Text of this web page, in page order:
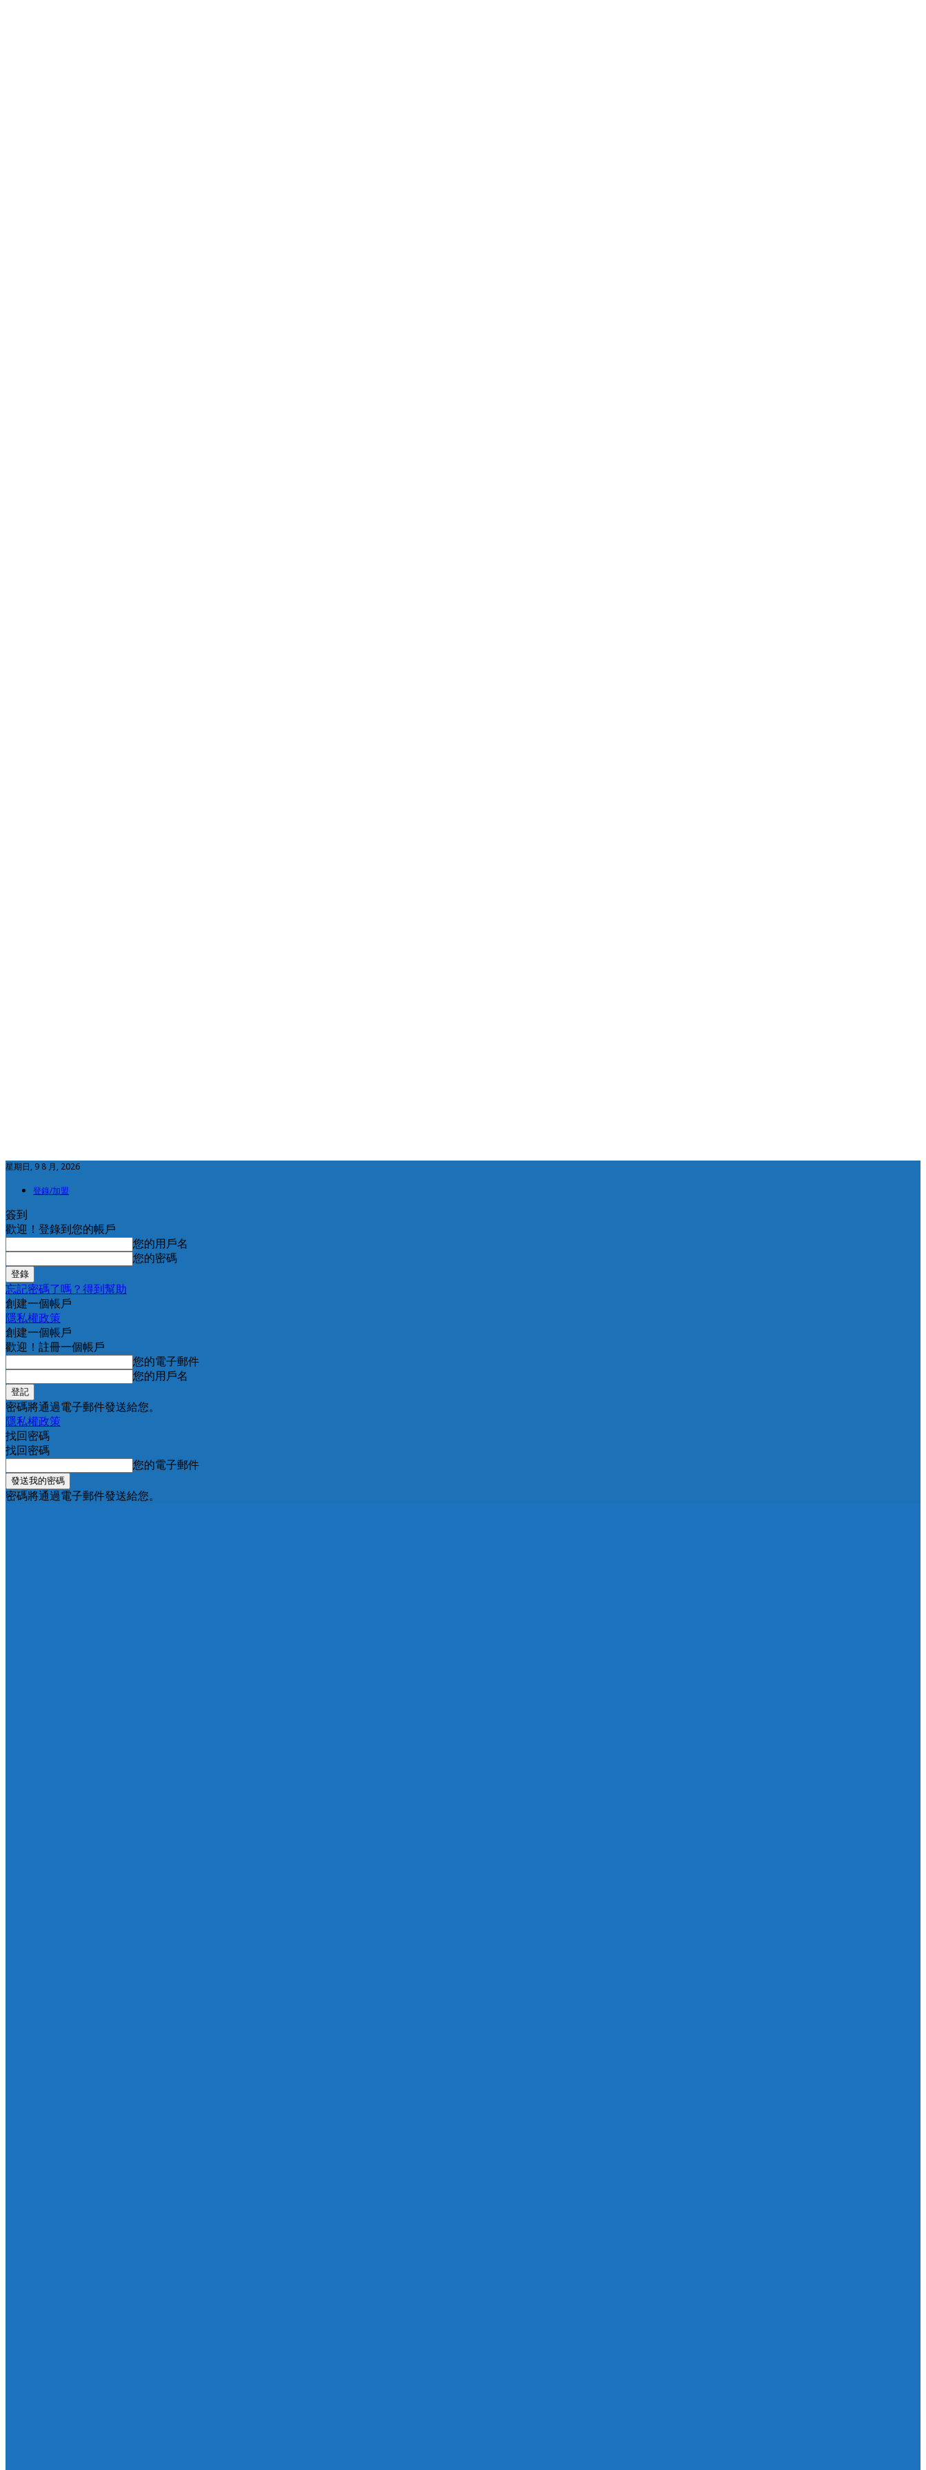
星期日, 9 8 月, 2026
登錄/加盟
簽到
歡迎！登錄到您的帳戶
您的用戶名
您的密碼
忘記密碼了嗎？得到幫助
創建一個帳戶
隱私權政策
創建一個帳戶
歡迎！註冊一個帳戶
您的電子郵件
您的用戶名
密碼將通過電子郵件發送給您。
隱私權政策
找回密碼
找回密碼
您的電子郵件
密碼將通過電子郵件發送給您。